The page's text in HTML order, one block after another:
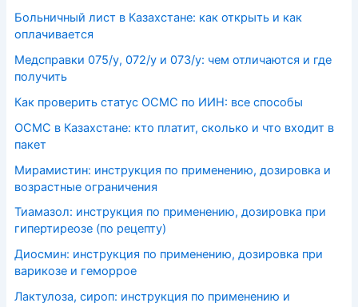
Больничный лист в Казахстане: как открыть и как
оплачивается
Медсправки 075/у, 072/у и 073/у: чем отличаются и где
получить
Как проверить статус ОСМС по ИИН: все способы
ОСМС в Казахстане: кто платит, сколько и что входит в
пакет
Мирамистин: инструкция по применению, дозировка и
возрастные ограничения
Тиамазол: инструкция по применению, дозировка при
гипертиреозе (по рецепту)
Диосмин: инструкция по применению, дозировка при
варикозе и геморрое
Лактулоза, сироп: инструкция по применению и